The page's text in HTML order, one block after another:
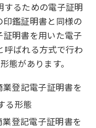
するための電子証明
鑑証明書と同様の
明書を用いた電子
ばれる方式で行わ
態があります。
登記電子証明書を
る形態
登記電子証明書を